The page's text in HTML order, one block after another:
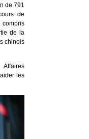
de 791
de
de la
chinois
les